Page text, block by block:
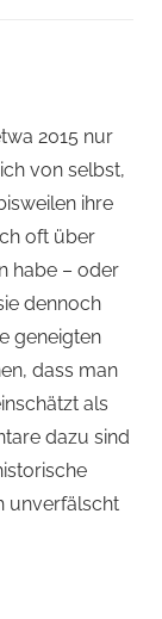
2015 nur
von selbst,
ihre
oft über
habe – oder
dennoch
geneigten
dass man
als
dazu sind
unverfälscht